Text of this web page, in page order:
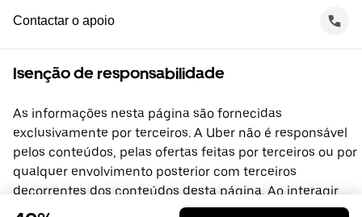
Contactar o apoio
Isenção de responsabilidade
As informações nesta página são fornecidas
exclusivamente por terceiros. A Uber não é responsável
pelos conteúdos, pelas ofertas feitas por terceiros ou por
qualquer envolvimento posterior com terceiros
decorrentes dos conteúdos desta página. Ao interagir
com terceiros, celebra diretamente um acordo com os